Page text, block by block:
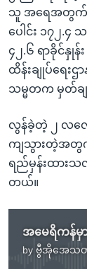
သူ အရေအတွက်ဟ
ပေါင်း ၁၇၂.၄
၄၂.၆ ရာခိုင်နှုန်
ထိန်းချုပ်ရေးဌ
သမ္မတက မှတ်ခ
လွန်ခဲ့တဲ့ ၂ လ
ကျသွားတဲ့အတွက်
ရည်မှန်းထားသ
တယ်။
by ဗွီအိုအေသတ